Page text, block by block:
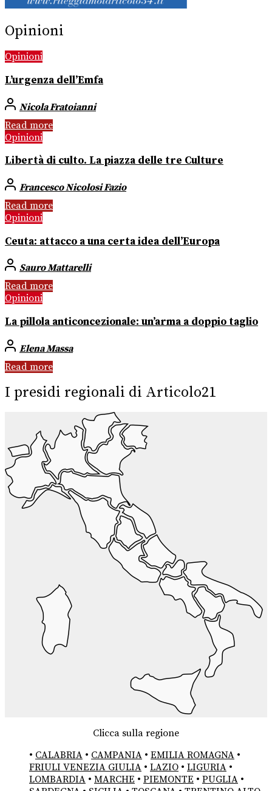
Opinioni
Opinioni
L’urgenza dell’Emfa
Nicola Fratoianni
Read more
Opinioni
Libertà di culto. La piazza delle tre Culture
Francesco Nicolosi Fazio
Read more
Opinioni
Ceuta: attacco a una certa idea dell’Europa
Sauro Mattarelli
Read more
Opinioni
La pillola anticoncezionale: un’arma a doppio taglio
Elena Massa
Read more
I presidi regionali di Articolo21
Clicca sulla regione
• CALABRIA • CAMPANIA • EMILIA ROMAGNA •
FRIULI VENEZIA GIULIA • LAZIO • LIGURIA •
LOMBARDIA • MARCHE • PIEMONTE • PUGLIA •